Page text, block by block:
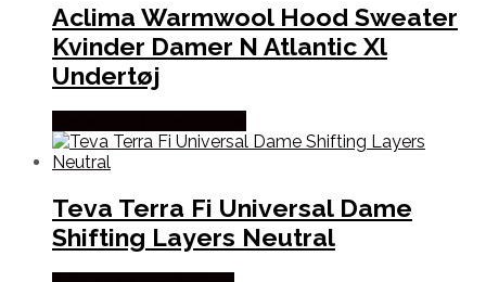
Aclima Warmwool Hood Sweater
Kvinder Damer N Atlantic Xl
Undertøj
Teva Terra Fi Universal Dame
Shifting Layers Neutral